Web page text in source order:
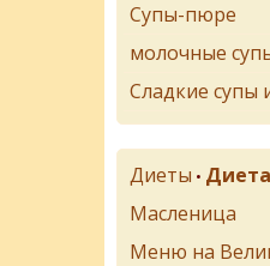
Супы-пюре
молочные
Сладкие супы
Диеты •
Масленица
Меню на